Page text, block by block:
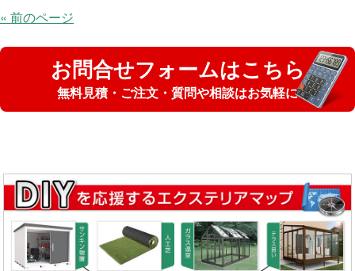
« 前のページ
お問合せフォームはこちら
無料見積・ご注文・質問や相談はお気軽に